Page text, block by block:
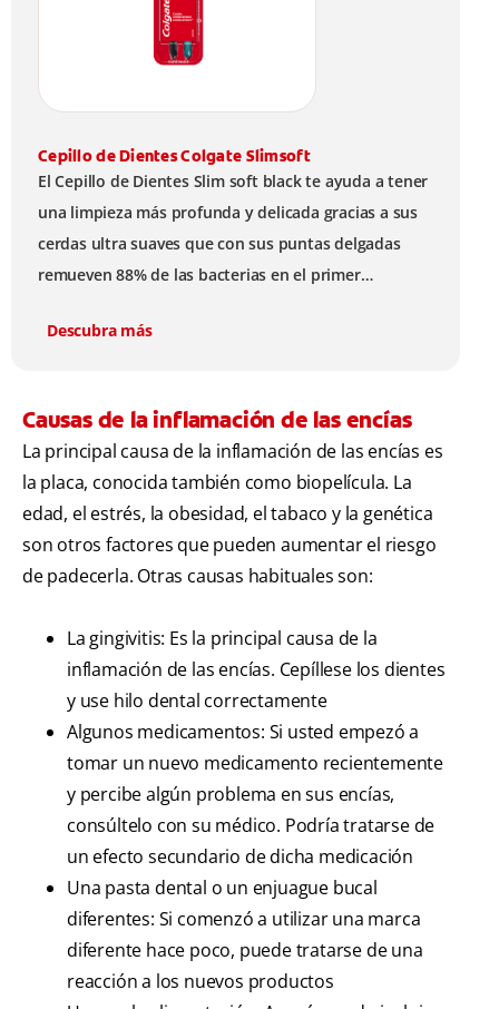
Cepillo de Dientes Colgate Slimsoft
El Cepillo de Dientes Slim soft black te ayuda a tener
una limpieza más profunda y delicada gracias a sus
cerdas ultra suaves que con sus puntas delgadas
remueven 88% de las bacterias en el primer
Descubra más
Causas de la inflamación de las encías
La principal causa de la inflamación de las encías es
la placa, conocida también como biopelícula. La
edad, el estrés, la obesidad, el tabaco y la genética
son otros factores que pueden aumentar el riesgo
de padecerla. Otras causas habituales son:
La gingivitis: Es la principal causa de la
inflamación de las encías. Cepíllese los dientes
y use hilo dental correctamente
Algunos medicamentos: Si usted empezó a
tomar un nuevo medicamento recientemente
y percibe algún problema en sus encías,
consúltelo con su médico. Podría tratarse de
un efecto secundario de dicha medicación
Una pasta dental o un enjuague bucal
diferentes: Si comenzó a utilizar una marca
diferente hace poco, puede tratarse de una
reacción a los nuevos productos